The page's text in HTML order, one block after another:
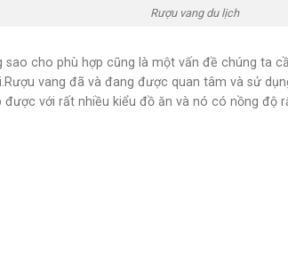
Rượu vang du lịch
sao cho phù hợp cũng là một vấn đề chúng ta
vang đã và đang được quan tâm và sử
với rất nhiều kiểu đồ ăn và nó có nồng độ